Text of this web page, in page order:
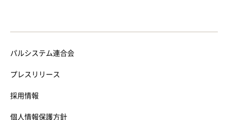
パルシステム連合会
プレスリリース
採用情報
個人情報保護方針